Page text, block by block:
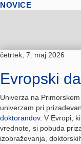
NOVICE
četrtek, 7. maj 2026
Evropski
Univerza na
univerzam pri
doktorandov. V Evropi,
vrednote, si pobuda
izobraževanja,